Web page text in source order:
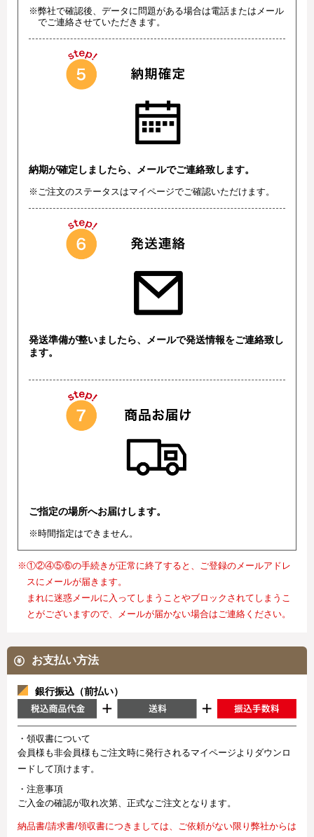
※弊社で確認後、データに問題がある場合は電話またはメール
でご連絡させていただきます。
納期が確定しましたら、メールでご連絡致します。
※ご注文のステータスはマイページでご確認いただけます。
発送準備が整いましたら、メールで発送情報をご連絡致し
ます。
ご指定の場所へお届けします。
※時間指定はできません。
※①②④⑤⑥の手続きが正常に終了すると、ご登録のメールアドレ
スにメールが届きます。
まれに迷惑メールに入ってしまうことやブロックされてしまうこ
とがございますので、メールが届かない場合はご連絡ください。
お支払い方法
銀行振込（前払い）
・領収書について
会員様も非会員様もご注文時に発行されるマイページよりダウンロ
ードして頂けます。
・注意事項
ご入金の確認が取れ次第、正式なご注文となります。
納品書/請求書/領収書につきましては、ご依頼がない限り弊社からは